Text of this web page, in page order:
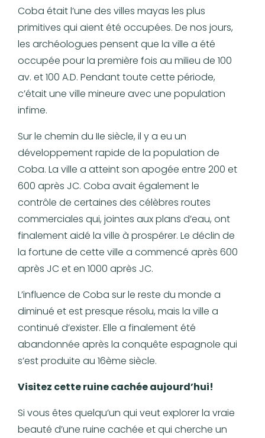
Coba était l’une des villes mayas les plus
primitives qui aient été occupées. De nos jours,
les archéologues pensent que la ville a été
occupée pour la première fois au milieu de 100
av. et 100 A.D. Pendant toute cette période,
c’était une ville mineure avec une population
infime.
Sur le chemin du IIe siècle, il y a eu un
développement rapide de la population de
Coba. La ville a atteint son apogée entre 200 et
600 après JC. Coba avait également le
contrôle de certaines des célèbres routes
commerciales qui, jointes aux plans d’eau, ont
finalement aidé la ville à prospérer. Le déclin de
la fortune de cette ville a commencé après 600
après JC et en 1000 après JC.
L’influence de Coba sur le reste du monde a
diminué et est presque résolu, mais la ville a
continué d’exister. Elle a finalement été
abandonnée après la conquête espagnole qui
s’est produite au 16ème siècle.
Visitez cette ruine cachée aujourd’hui!
Si vous êtes quelqu’un qui veut explorer la vraie
beauté d’une ruine cachée et qui cherche un